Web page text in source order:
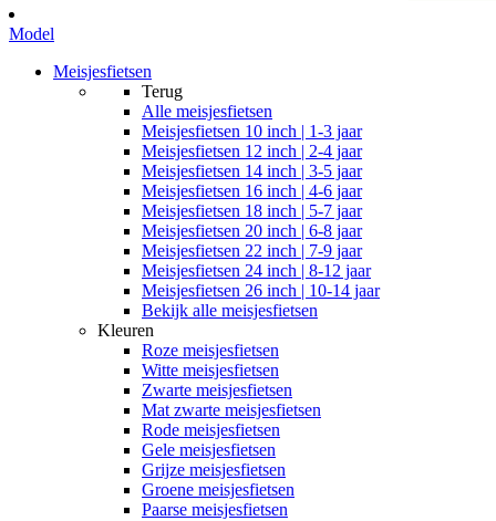
Model
Meisjesfietsen
Terug
Alle meisjesfietsen
Meisjesfietsen 10 inch | 1-3 jaar
Meisjesfietsen 12 inch | 2-4 jaar
Meisjesfietsen 14 inch | 3-5 jaar
Meisjesfietsen 16 inch | 4-6 jaar
Meisjesfietsen 18 inch | 5-7 jaar
Meisjesfietsen 20 inch | 6-8 jaar
Meisjesfietsen 22 inch | 7-9 jaar
Meisjesfietsen 24 inch | 8-12 jaar
Meisjesfietsen 26 inch | 10-14 jaar
Bekijk alle meisjesfietsen
Kleuren
Roze meisjesfietsen
Witte meisjesfietsen
Zwarte meisjesfietsen
Mat zwarte meisjesfietsen
Rode meisjesfietsen
Gele meisjesfietsen
Grijze meisjesfietsen
Groene meisjesfietsen
Paarse meisjesfietsen